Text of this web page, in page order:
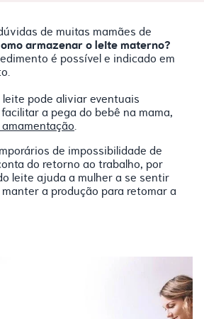
de muitas mamães de
armazenar o leite materno?
é possível e indicado em
pode aliviar eventuais
a pega do bebê na mama,
.
de impossibilidade de
do retorno ao trabalho, por
leite ajuda a mulher a se sentir
a produção para retomar a